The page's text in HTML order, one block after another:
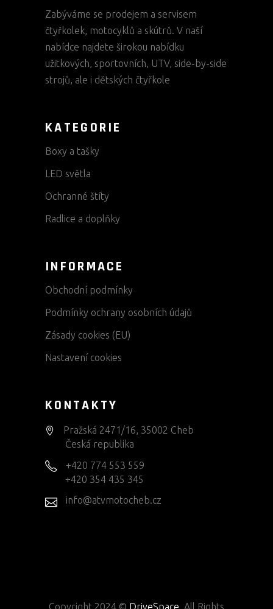
Zabýváme se prodejem a servisem
čtyřkolek, motocyklů a skútrů. V naší
nabídce najdete širokou nabídku
užitkových, sportovních, UTV, side-by-side
strojů, ale i dětských čtyřkole
KATEGORIE
Boxy a tašky
LED světla
Ochranné štíty
Radlice a doplňky
INFORMACE
Obchodní podmínky
Podmínky ochrany osobních údajů
Zásady cookies (EU)
Nastavení cookies
KONTAKTY
Pražská 2471/16, 35002 Cheb
Česká republika
+420 774 553 559
+420 354 435 345
info@atvmotocheb.cz
Copyright 2024 © DriveSpace . All Rights